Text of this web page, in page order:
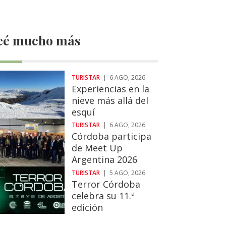
mucho más
TURISTAR | 6 AGO, 2026
Experiencias en la
nieve más allá del
esquí
TURISTAR | 6 AGO, 2026
Córdoba participa
de Meet Up
Argentina 2026
TURISTAR | 5 AGO, 2026
Terror Córdoba
celebra su 11.ª
edición